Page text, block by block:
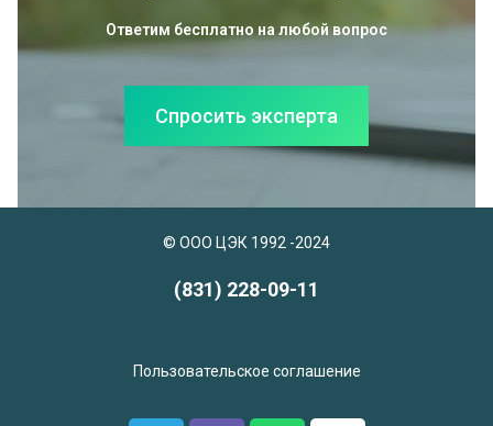
Ответим бесплатно на любой вопрос
Спросить эксперта
© ООО ЦЭК 1992 -2024
(831) 228-09-11
Пользовательское соглашение